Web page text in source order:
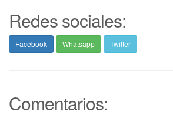
Redes sociales:
Facebook Whatsapp Twitter
Comentarios: